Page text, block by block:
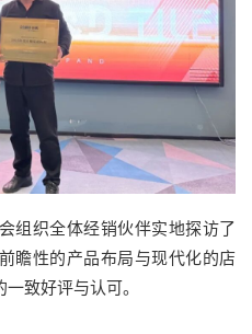
组织全体经销伙伴实地探访了
瞻性的产品布局与现代化的店
致好评与认可。